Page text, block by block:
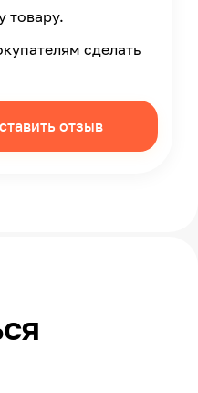
товару.
сделать
отзыв